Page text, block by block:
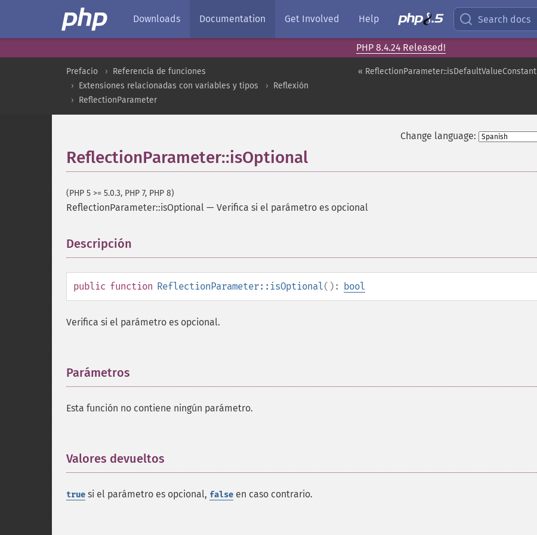
Downloads Documentation Get Involved Help Search docs
PHP 8.4.24 Released!
« ReflectionParameter::isDefaultValueConstant
Prefacio
Referencia de funciones
Extensiones relacionadas con variables y tipos
Reflexión
ReflectionParameter
Change language:
ReflectionParameter::isOptional
(PHP 5 >= 5.0.3, PHP 7, PHP 8)
ReflectionParameter::isOptional — Verifica si el parámetro es opcional
Descripción
public function ReflectionParameter::isOptional(): bool
Verifica si el parámetro es opcional.
Parámetros
Esta función no contiene ningún parámetro.
Valores devueltos
true si el parámetro es opcional, false en caso contrario.